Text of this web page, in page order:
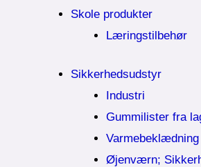
Skole produkter
Læringstilbehør
Sikkerhedsudstyr
Industri
Gummilister fra
Varmebeklædning
Øjenværn;